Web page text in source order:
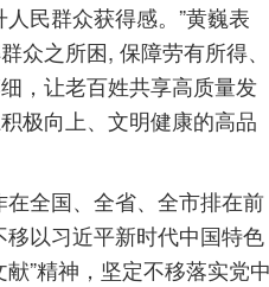
民群众获得感。”黄巍表
众之所困, 保障劳有所得、
，让老百姓共享高质量发
极向上、文明健康的高品
全国、全省、全市排在前
以习近平新时代中国特色
”精神，坚定不移落实党中